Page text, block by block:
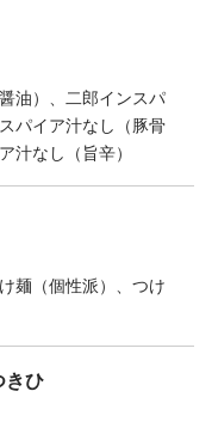
油）、二郎インスパ
パイア汁なし（豚骨
汁なし（旨辛）
麺（個性派）、つけ
きひ